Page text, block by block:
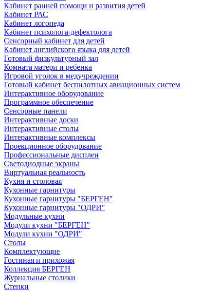
Кабинет ранней помощи и развития детей
Кабинет РАС
Кабинет логопеда
Кабинет психолога-дефектолога
Сенсорный кабинет для детей
Кабинет английского языка для детей
Готовый физкультурный зал
Комната матери и ребенка
Игровой уголок в медучреждении
Готовый кабинет беспилотных авиационных систем
Интерактивное оборудование
Программное обеспечение
Сенсорные панели
Интерактивные доски
Интерактивные столы
Интерактивные комплексы
Проекционное оборудование
Профессиональные дисплеи
Светодиодные экраны
Виртуальная реальность
Кухня и столовая
Кухонные гарнитуры
Кухонные гарнитуры "БЕРГЕН"
Кухонные гарнитуры "ОДРИ"
Модульные кухни
Модули кухни "БЕРГЕН"
Модули кухни "ОДРИ"
Столы
Комплектующие
Гостиная и прихожая
Коллекция БЕРГЕН
Журнальные столики
Стенки